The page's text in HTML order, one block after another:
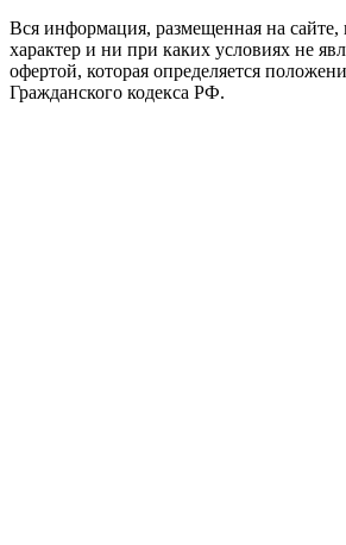
Вся информация, размещенная на
характер и ни при каких условиях не
офертой, которая определяется
Гражданского кодекса РФ.